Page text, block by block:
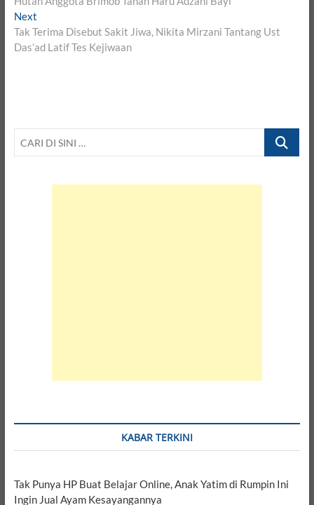
NextNext
post:
Tak Terima Disebut Sakit Jiwa, Nikita Mirzani Tantang Ust
Das’ad Latif Tes Kejiwaan
CARI
KABAR TERKINI
Tak Punya HP Buat Belajar Online, Anak Yatim di Rumpin Ini
Ingin Jual Ayam Kesayangannya